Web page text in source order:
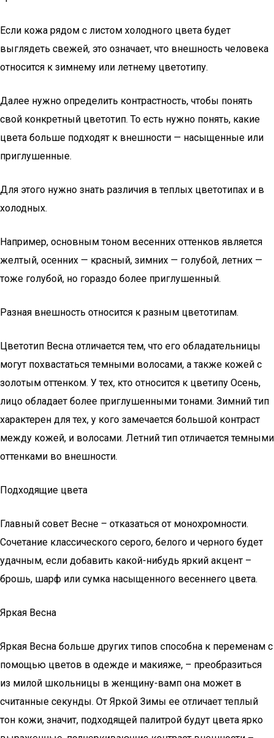
Если кожа рядом с листом холодного цвета будет
выглядеть свежей, это означает, что внешность человека
относится к зимнему или летнему цветотипу.
Далее нужно определить контрастность, чтобы понять
свой конкретный цветотип. То есть нужно понять, какие
цвета больше подходят к внешности — насыщенные или
приглушенные.
Для этого нужно знать различия в теплых цветотипах и в
холодных.
Например, основным тоном весенних оттенков является
желтый, осенних — красный, зимних — голубой, летних —
тоже голубой, но гораздо более приглушенный.
Разная внешность относится к разным цветотипам.
Цветотип Весна отличается тем, что его обладательницы
могут похвастаться темными волосами, а также кожей с
золотым оттенком. У тех, кто относится к цветипу Осень,
лицо обладает более приглушенными тонами. Зимний тип
характерен для тех, у кого замечается большой контраст
между кожей, и волосами. Летний тип отличается темными
оттенками во внешности.
Подходящие цвета
Главный совет Весне – отказаться от монохромности.
Сочетание классического серого, белого и черного будет
удачным, если добавить какой-нибудь яркий акцент –
брошь, шарф или сумка насыщенного весеннего цвета.
Яркая Весна
Яркая Весна больше других типов способна к переменам с
помощью цветов в одежде и макияже, – преобразиться
из милой школьницы в женщину-вамп она может в
считанные секунды. От Яркой Зимы ее отличает теплый
тон кожи, значит, подходящей палитрой будут цвета ярко